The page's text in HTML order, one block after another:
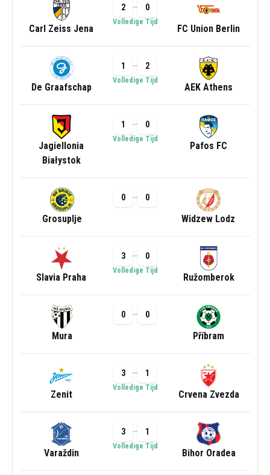
Carl Zeiss Jena
2 0
Volledige Tijd
FC Union Berlin
De Graafschap
1 2
Volledige Tijd
AEK Athens
Jagiellonia
Białystok
1 0
Volledige Tijd
Pafos FC
Grosuplje
0 0
Widzew Lodz
Slavia Praha
3 0
Volledige Tijd
Ružomberok
Mura
0 0
Příbram
Zenit
3 1
Volledige Tijd
Crvena Zvezda
Varaždin
3 1
Volledige Tijd
Bihor Oradea